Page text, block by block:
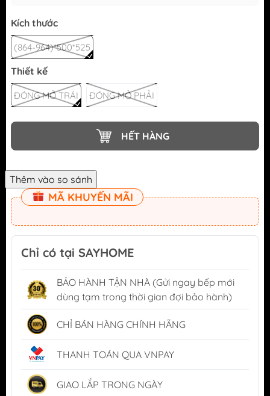
Kích thước
(864-964)*500*525
Thiết kế
ĐÓNG MỞ TRÁI ĐÓNG MỞ PHẢI
HẾT HÀNG
MÃ KHUYẾN MÃI
Chỉ có tại SAYHOME
BẢO HÀNH TẬN NHÀ (Gửi ngay bếp mới
dùng tạm trong thời gian đợi bảo hành)
CHỈ BÁN HÀNG CHÍNH HÃNG
THANH TOÁN QUA VNPAY
GIAO LẮP TRONG NGÀY